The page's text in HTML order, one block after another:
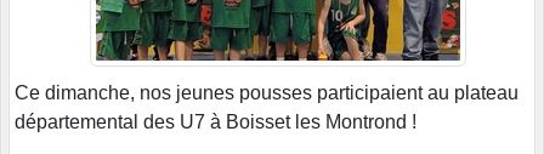
Ce dimanche, nos jeunes pousses participaient au plateau
départemental des U7 à Boisset les Montrond !